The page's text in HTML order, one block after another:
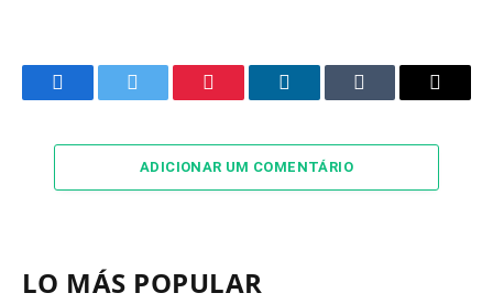
FacebookTwitter Pinterest LinkedInTumblr Email
ADICIONAR UM COMENTÁRIO
LO MÁS POPULAR